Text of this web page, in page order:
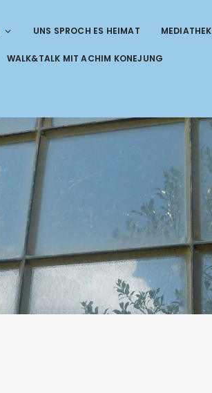
UNS SPROCH ES HEIMAT MEDIATHEK
WALK&TALK MIT ACHIM KONEJUNG